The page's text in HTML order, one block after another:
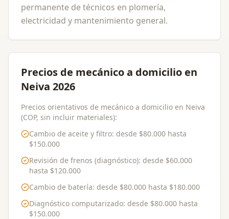
permanente de técnicos en plomería,
electricidad y mantenimiento general.
Precios de mecánico a domicilio en
Neiva 2026
Precios orientativos de mecánico a domicilio en Neiva
(COP, sin incluir materiales):
Cambio de aceite y filtro: desde $80.000 hasta
$150.000
Revisión de frenos (diagnóstico): desde $60.000
hasta $120.000
Cambio de batería: desde $80.000 hasta $180.000
Diagnóstico computarizado: desde $80.000 hasta
$150.000